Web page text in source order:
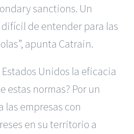
sanctions. Un
difícil de entender para las
apunta Catrain.
Unidos la eficacia
estas normas? Por un
las empresas con
en su territorio a